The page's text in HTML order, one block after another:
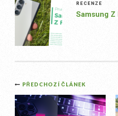
RECENZE
Samsung
Post
navigation
PŘEDCHOZÍ ČLÁNEK